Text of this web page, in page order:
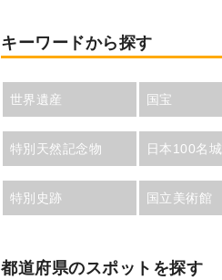
キーワードから探す
世界遺産 国宝
特別天然記念物 日本100名城
特別史跡 国立美術館
都道府県のスポットを探す